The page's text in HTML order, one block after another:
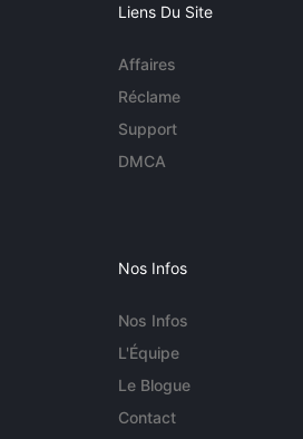
Liens Du Site
Affaires
Réclame
Support
DMCA
Nos Infos
Nos Infos
L'Équipe
Le Blogue
Contact